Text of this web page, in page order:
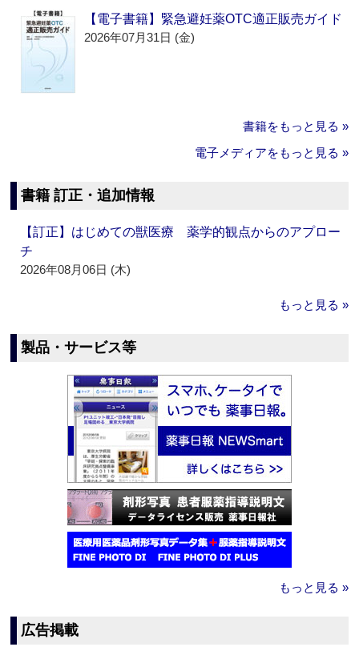
【電子書籍】緊急避妊薬OTC適正販売ガイド
2026年07月31日 (金)
書籍をもっと見る »
電子メディアをもっと見る »
書籍 訂正・追加情報
【訂正】はじめての獣医療 薬学的観点からのアプロー
チ
2026年08月06日 (木)
もっと見る »
製品・サービス等
もっと見る »
広告掲載